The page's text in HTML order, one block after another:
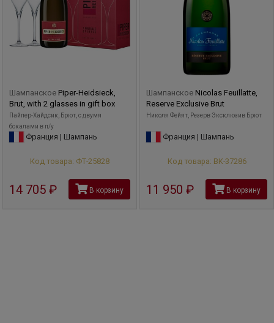
Шампанское Piper-Heidsieck,
Brut, with 2 glasses in gift box
Пайпер-Хайдсик, Брют, с двумя
бокалами в п/у
Франция | Шампань
Код товара: ФТ-25828
14 705 руб В корзину
Шампанское Nicolas Feuillatte,
Reserve Exclusive Brut
Николя Фейят, Резерв Эксклюзив Брют
Франция | Шампань
Код товара: ВК-37286
11 950 руб В корзину